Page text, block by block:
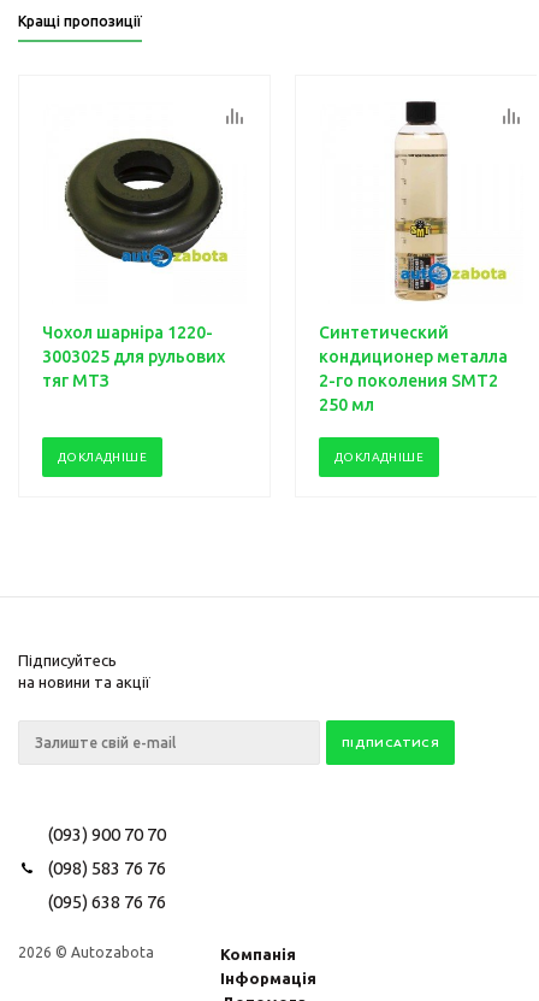
Кращі пропозиції
Чохол шарніра 1220-
3003025 для рульових
тяг МТЗ
ДОКЛАДНІШЕ
Синтетический
кондиционер металла
2-го поколения SMT2
250 мл
ДОКЛАДНІШЕ
Підписуйтесь
на новини та акції
(093) 900 70 70
(098) 583 76 76
(095) 638 76 76
2026 © Autozabota
Компанія
Інформація